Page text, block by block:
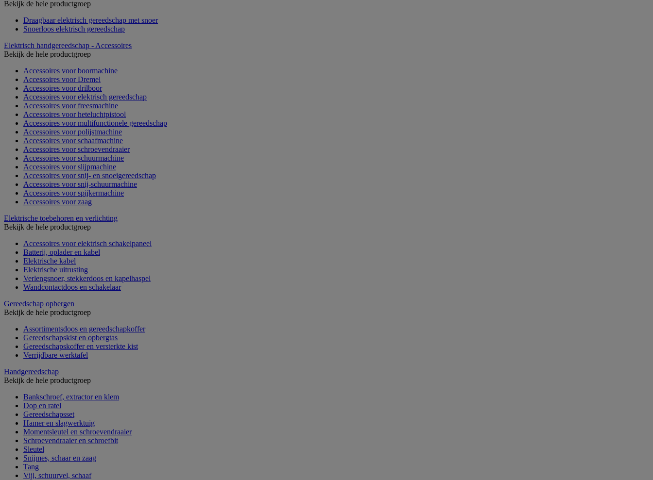
Bekijk de hele productgroep
Draagbaar elektrisch gereedschap met snoer
Snoerloos elektrisch gereedschap
Elektrisch handgereedschap - Accessoires
Bekijk de hele productgroep
Accessoires voor boormachine
Accessoires voor Dremel
Accessoires voor drilboor
Accessoires voor elektrisch gereedschap
Accessoires voor freesmachine
Accessoires voor heteluchtpistool
Accessoires voor multifunctionele gereedschap
Accessoires voor polijstmachine
Accessoires voor schaafmachine
Accessoires voor schroevendraaier
Accessoires voor schuurmachine
Accessoires voor slijpmachine
Accessoires voor snij- en snoeigereedschap
Accessoires voor snij-schuurmachine
Accessoires voor spijkermachine
Accessoires voor zaag
Elektrische toebehoren en verlichting
Bekijk de hele productgroep
Accessoires voor elektrisch schakelpaneel
Batterij, oplader en kabel
Elektrische kabel
Elektrische uitrusting
Verlengsnoer, stekkerdoos en kapelhaspel
Wandcontactdoos en schakelaar
Gereedschap opbergen
Bekijk de hele productgroep
Assortimentsdoos en gereedschapkoffer
Gereedschapskist en opbergtas
Gereedschapskoffer en versterkte kist
Verrijdbare werktafel
Handgereedschap
Bekijk de hele productgroep
Bankschroef, extractor en klem
Dop en ratel
Gereedschapsset
Hamer en slagwerktuig
Momentsleutel en schroevendraaier
Schroevendraaier en schroefbit
Sleutel
Snijmes, schaar en zaag
Tang
Vijl, schuurvel, schaaf